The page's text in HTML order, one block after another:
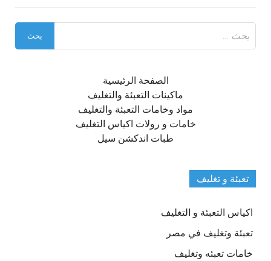
عن:
الصفحة الرئيسية
ماكينات التعبئة والتغليف
مواد وخامات التعبئة والتغليف
خامات و رولات اكياس التغليف
طبات اندكشن سيل
تعبئة و تغليف
اكياس التعبئة و التغليف
تعبئة وتغليف في مصر
خامات تعبئه وتغليف